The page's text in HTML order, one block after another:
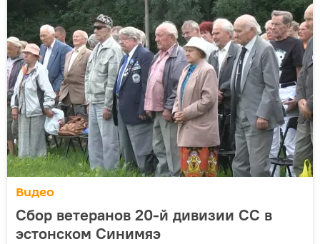
Видео
Сбор ветеранов 20-й дивизии СС в
эстонском Синимяэ